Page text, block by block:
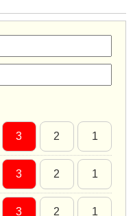
3 2 1
3 2 1
3 2 1